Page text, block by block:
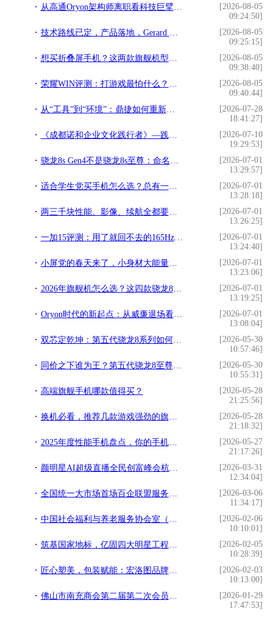
从高通Oryon架构师离职看科技巨擘的体系化韧性
[2026-08-05
09:24:50]
技术路线已定，产品落地，Gerard Williams离职影响有限
[2026-08-05
09:25:15]
想买折叠屏手机？这两款旗舰机型可能是2026年的标准答案
[2026-08-05
09:38:40]
荣耀WIN评测：打游戏最怕什么？这台手机治好了我的焦虑
[2026-08-05
09:40:44]
从“工具”到“环境”：鼎捷如何重新定义AI原生企业基础设施
[2026-07-28
18:41:27]
《成都诺和企业文化践行者》—践行文化，榜样力量
[2026-07-10
19:29:53]
骁龙8s Gen4不是骁龙8s至尊：命名背后的技术真相
[2026-07-01
13:29:57]
适合学生党买手机怎么选？总有一款适合你
[2026-07-01
13:28:18]
两三千块性能、影像、续航全都要？真我Neo8：安排！
[2026-07-01
13:26:25]
一加15评测：用了就回不去的165Hz，游戏党这次真的赢了
[2026-07-01
13:24:40]
小屏党的春天来了，小身材大能量旗舰手机推荐
[2026-07-01
13:23:06]
2026年旗舰机怎么选？这四款骁龙8至尊版机型各有绝活
[2026-07-01
13:19:25]
Oryon时代的新起点：从威廉退场看高通的计算平台化能力
[2026-07-01
13:08:04]
双芯定乾坤：第五代骁龙8系列如何重塑2026年高端手机市场
[2026-05-30
10:57:46]
同价之下谁为王？第五代骁龙8至尊版断崖式领先
[2026-05-30
10:55:31]
高端旗舰手机哪款值得买？
[2026-05-28
21:25:56]
换机必看，推荐几款游戏强劲的旗舰手机
[2026-05-28
21:18:32]
2025年度性能手机盘点，你的手机上榜了吗？
[2026-05-27
21:17:26]
颜明星AI超级直播全民创富峰会杭州落幕，知名大健康操盘手程译墨携手增量传媒
[2026-03-31
12:34:04]
全国统一大市场首场百企联盟服务站授牌会议在广东成功举办
[2026-03-06
11:34:17]
中国社会福利与养老服务协会室（车）内环境与健康科技分会正式成立！
[2026-02-06
10:10:01]
筑基国家地标，亿固四大明星工程铸就品质丰碑
[2026-02-05
10:28:39]
匠心塑美，包装赋能：宏洛图品牌设计引领美妆包装新纪元
[2026-02-03
10:13:00]
佛山市南充商会第二届第二次会员大会暨2026年迎春晚会圆满举行
[2026-01-29
17:47:53]